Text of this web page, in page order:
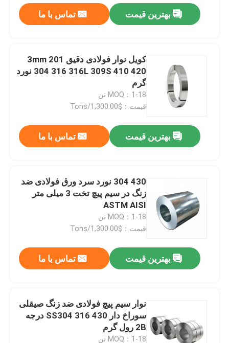
دربارهی ما
اطلاعات تماس
محصولات
آلیاژ فولاد ضد زنگ
نوار کویل فولادی ضد زنگ
پروفایل تزئینی اس اس
میله استیل ضد زنگ
بهترین قیمت تماس با ما
کویل نوار فولادی دقیق 3mm 201
304 316 316L 309S 410 420 نورد
گرم
MOQ：1-18 تن
قیمت：$1,300.00/Tons
بهترین قیمت تماس با ما
430 304 نورد سرد ورق فولادی ضد
زنگ در سیم پیچ تخت 3 میلی متر
ASTM AISI
MOQ：1-18 تن
قیمت：$1,300.00/Tons
بهترین قیمت تماس با ما
نوار سیم پیچ فولادی ضد زنگ صیقلی
سوراخ دار SS304 316 430 درجه
2B رول گرم
MOQ：1-18 تن